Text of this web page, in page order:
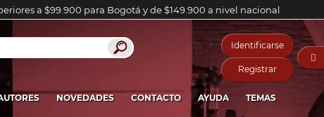
a $99.900 para Bogotá y de $149.900 a nivel nacional
Identificarse
Registrar

NOVEDADES CONTACTO AYUDA TEMAS